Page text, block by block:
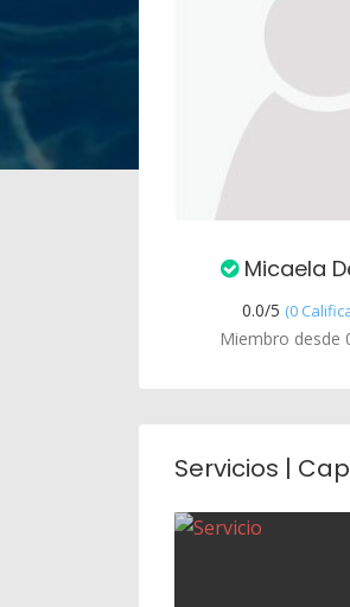
Micaela
0.0/5 (0
Miembro desde
Servicios |